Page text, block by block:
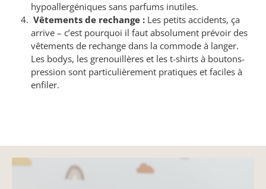
hypoallergéniques sans parfums inutiles.
Vêtements de rechange : Les petits accidents, ça
arrive – c’est pourquoi il faut absolument prévoir des
vêtements de rechange dans la commode à langer.
Les bodys, les grenouillères et les t-shirts à boutons-
pression sont particulièrement pratiques et faciles à
enfiler.